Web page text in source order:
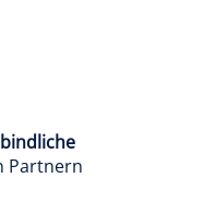
Partnern